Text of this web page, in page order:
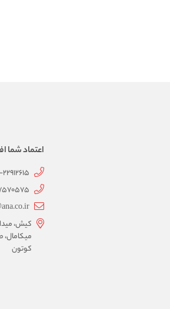
اعتماد شما
22912615
کیش،
کوتون